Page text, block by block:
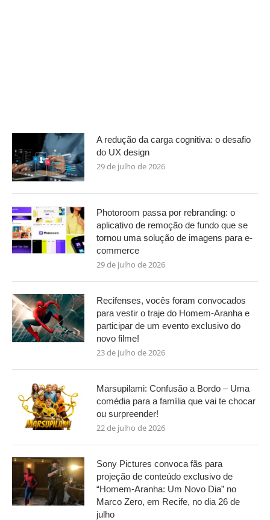
A redução da carga cognitiva: o desafio
do UX design
29 de julho de 2026
Photoroom passa por rebranding: o
aplicativo de remoção de fundo que se
tornou uma solução de imagens para e-
commerce
29 de julho de 2026
Recifenses, vocês foram convocados
para vestir o traje do Homem-Aranha e
participar de um evento exclusivo do
novo filme!
23 de julho de 2026
Marsupilami: Confusão a Bordo – Uma
comédia para a família que vai te chocar
ou surpreender!
22 de julho de 2026
Sony Pictures convoca fãs para
projeção de conteúdo exclusivo de
“Homem-Aranha: Um Novo Dia” no
Marco Zero, em Recife, no dia 26 de
julho